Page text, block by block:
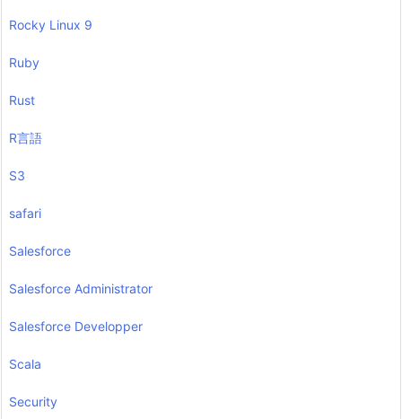
Rocky Linux 9
Ruby
Rust
R言語
S3
safari
Salesforce
Salesforce Administrator
Salesforce Developper
Scala
Security